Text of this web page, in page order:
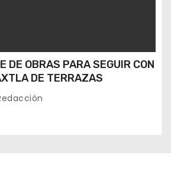
DE OBRAS PARA SEGUIR CON
DE TERRAZAS